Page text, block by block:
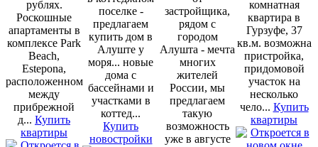
рублях.
Роскошные
апартаменты в
комплексе Park
Beach,
Estepona,
расположенном
между
прибрежной
д... Купить
квартиры
поселке -
предлагаем
купить дом в
Алуште у
моря... новые
дома с
бассейнами и
участками в
коттед...
Купить
новостройки
застройщика,
рядом с
городом
Алушта - мечта
многих
жителей
России, мы
предлагаем
такую
возможность
уже в августе
комнатная
квартира в
Гурзуфе, 37
кв.м. возможна
пристройка,
придомовой
участок на
несколько
чело... Купить
квартиры